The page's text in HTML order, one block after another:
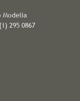
Modelia
295 0867